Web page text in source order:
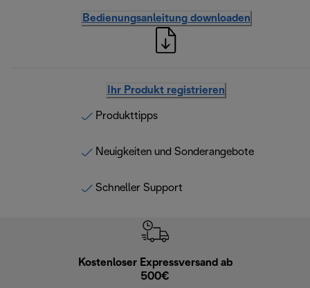
Bedienungsanleitung downloaden
Ihr Produkt registrieren
Produkttipps
Neuigkeiten und Sonderangebote
Schneller Support
Kostenloser Expressversand ab
500€